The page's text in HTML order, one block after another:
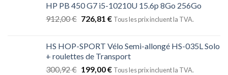
HP PB 450 G7 i5-10210U 15.6p 8Go 256Go
912,00€ 726,81 € Tous les prix incluent la TVA.
HS HOP-SPORT Vélo Semi-allongé HS-035L Solo
+ roulettes de Transport
300,92€ 199,00€ Tous les prix incluent la TVA.